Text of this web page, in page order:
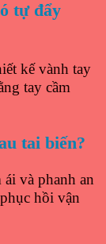
tự đẩy
kế vành tay
tay cầm
tai biến?
và phanh an
hồi vận